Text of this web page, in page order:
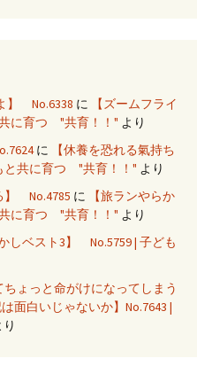
】 No.6338 に
【ズームフライ
共に育つ "共育！！" より
に
【休養を恐れる氣持ち
と共に育つ "共育！！" より
】 No.4785 に
【旅ランやらか
に育つ "共育！！" より
しベスト3】 No.5759 | 子ども
ちょっと命がけになってしまう
は面白いじゃないか】No.7643 |
り